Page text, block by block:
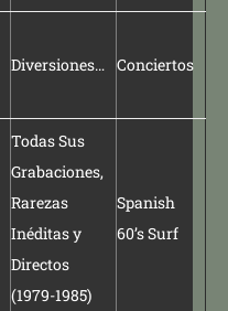
Diversiones… Conciertos
Todas Sus
Grabaciones,
Rarezas
Inéditas y
Directos
(1979-1985)
Spanish
60’s Surf